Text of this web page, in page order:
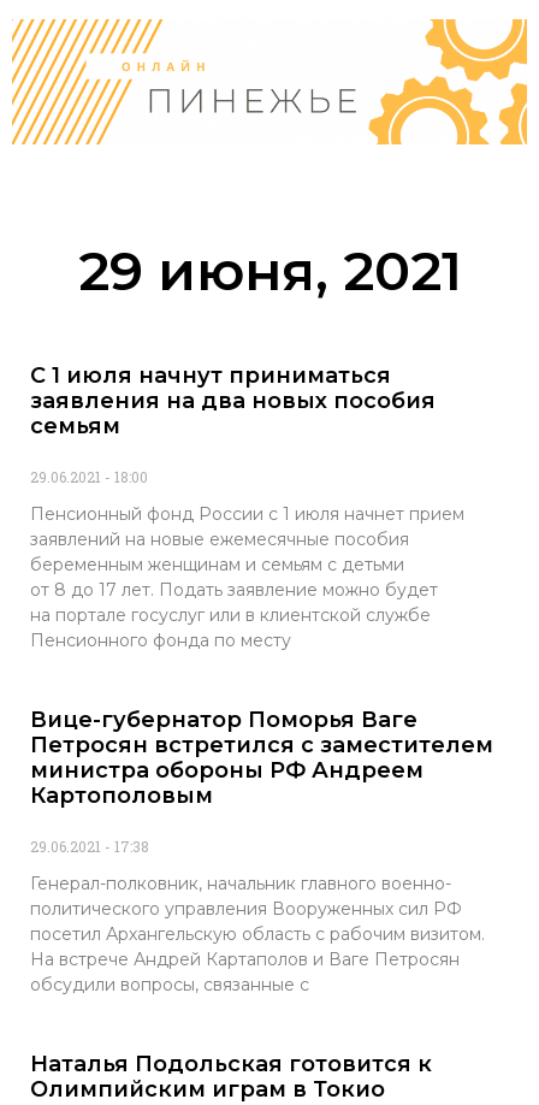
29 июня, 2021
С 1 июля начнут приниматься
заявления на два новых пособия
семьям
29.06.2021 18:00
Пенсионный фонд России с 1 июля начнет прием
заявлений на новые ежемесячные пособия
беременным женщинам и семьям с детьми
от 8 до 17 лет. Подать заявление можно будет
на портале госуслуг или в клиентской службе
Пенсионного фонда по месту
Вице-губернатор Поморья Ваге
Петросян встретился с заместителем
министра обороны РФ Андреем
Картополовым
29.06.2021 17:38
Генерал-полковник, начальник главного военно-
политического управления Вооруженных сил РФ
посетил Архангельскую область с рабочим визитом.
На встрече Андрей Картаполов и Ваге Петросян
обсудили вопросы, связанные с
Наталья Подольская готовится к
Олимпийским играм в Токио